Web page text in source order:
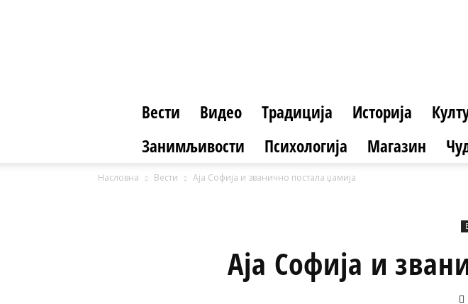
Вести Видео Традиција Историја
Занимљивости
Психологија Магазин
Насловна Вести Аја Софија и званично постала џамија
Аја Софија и